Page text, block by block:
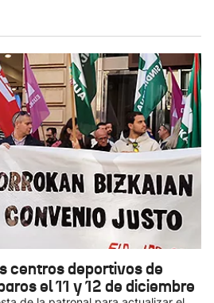
centros deportivos de
el 11 y 12 de diciembre